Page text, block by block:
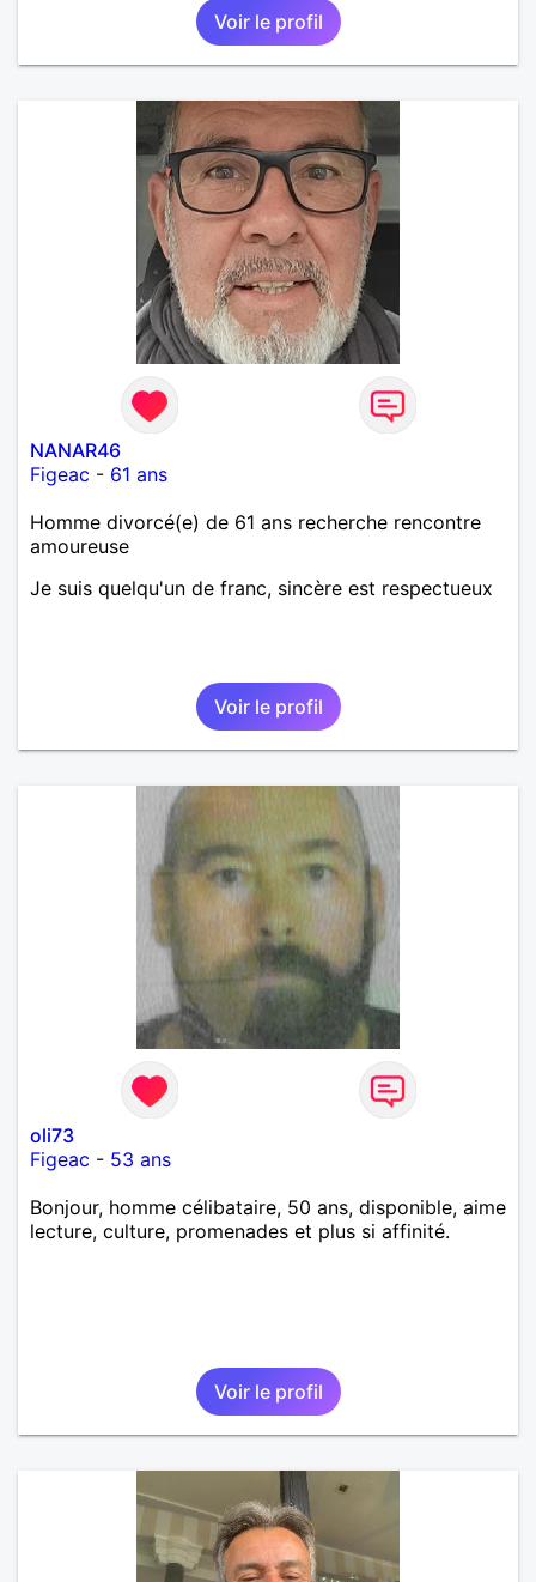
Voir le profil
NANAR46
Figeac - 61 ans
Homme divorcé(e) de 61 ans recherche rencontre
amoureuse
Je suis quelqu'un de franc, sincère est respectueux
Voir le profil
oli73
Figeac - 53 ans
Bonjour, homme célibataire, 50 ans, disponible, aime
lecture, culture, promenades et plus si affinité.
Voir le profil